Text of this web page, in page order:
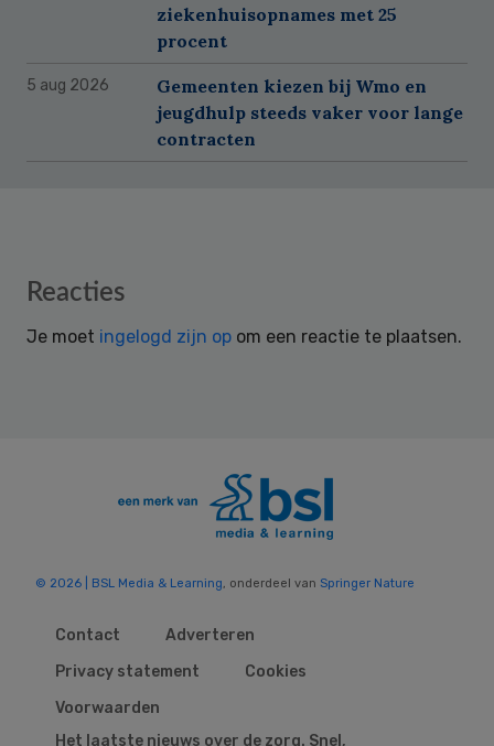
ziekenhuisopnames met 25
procent
5 aug 2026
Gemeenten kiezen bij Wmo en
jeugdhulp steeds vaker voor lange
contracten
Reader
Reacties
Je moet ingelogd zijn op om een reactie te plaatsen.
© 2026 | BSL Media & Learning , onderdeel van Springer Nature
Contact
Adverteren
Privacy statement
Cookies
Voorwaarden
Het laatste nieuws over de zorg. Snel,